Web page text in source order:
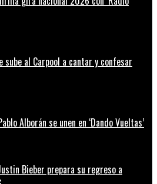
sube al Carpool a cantar y confesar
Alborán se unen en ‘Dando Vueltas’
Bieber prepara su regreso a